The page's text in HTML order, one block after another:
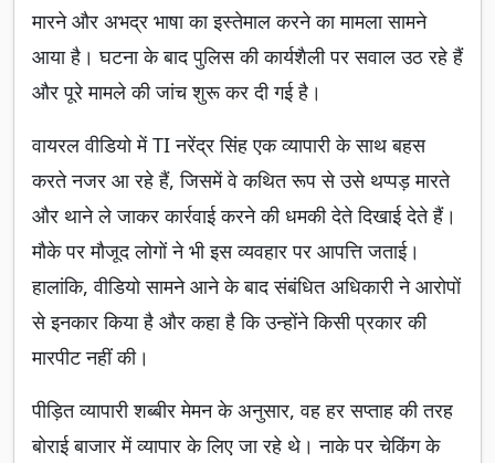
मारने और अभद्र भाषा का इस्तेमाल करने का मामला सामने
आया है। घटना के बाद पुलिस की कार्यशैली पर सवाल उठ रहे हैं
और पूरे मामले की जांच शुरू कर दी गई है।
वायरल वीडियो में TI नरेंद्र सिंह एक व्यापारी के साथ बहस
करते नजर आ रहे हैं, जिसमें वे कथित रूप से उसे थप्पड़ मारते
और थाने ले जाकर कार्रवाई करने की धमकी देते दिखाई देते हैं।
मौके पर मौजूद लोगों ने भी इस व्यवहार पर आपत्ति जताई।
हालांकि, वीडियो सामने आने के बाद संबंधित अधिकारी ने आरोपों
से इनकार किया है और कहा है कि उन्होंने किसी प्रकार की
मारपीट नहीं की।
पीड़ित व्यापारी शब्बीर मेमन के अनुसार, वह हर सप्ताह की तरह
बोराई बाजार में व्यापार के लिए जा रहे थे। नाके पर चेकिंग के